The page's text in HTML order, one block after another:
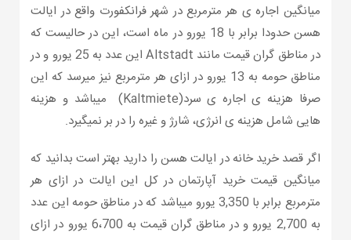
میانگین اجاره ی هر مترمربع در شهر فرانکفورت واقع در ایالت
هسن حدودا برابر با 18 یورو در ماه است، این در حالیست که
در مناطق گران قیمت مانند Altstadt این عدد به 25 یورو و در
مناطق حومه به 13 یورو در ازای هر مترمربع نیز میرسد که این
صرفا هزینه ی اجاره ی سرد(Kaltmiete) میباشد و هزینه
هایی شامل هزینه ی انرژی، شارژ و غیره را در بر نمیگیرد.
اگر قصد خرید خانه در ایالت هسن را دارید بهتر است بدانید که
میانگین قیمت خرید آپارتمان در کل این ایالت در ازای هر
مترمربع برابر با 3,350 یورو میباشد که در مناطق حومه این عدد
به 2,700 یورو و در مناطق گران قیمت به 6،700 یورو در ازای